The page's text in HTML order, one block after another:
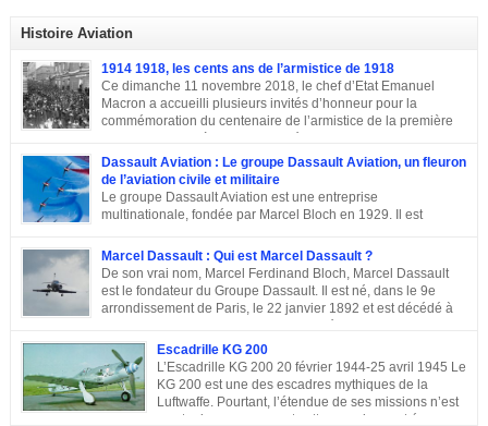
Histoire Aviation
1914 1918, les cents ans de l’armistice de 1918
Ce dimanche 11 novembre 2018, le chef d’Etat Emanuel
Macron a accueilli plusieurs invités d’honneur pour la
commémoration du centenaire de l’armistice de la première
guerre mondiale à Paris.A L’Elysée, environ 70 chefs d’Etats
et dirigeants ont célébré la cérémonie des cents ans de l’armistice de 1918.
Après une semaine mémorielle les célébrations se sont poursuivies par
une commémoraison à l’Arc de triomphe et un discours du président
Emmanuel Macron.
Dassault Aviation : Le groupe Dassault Aviation, un fleuron
de l’aviation civile et militaire
Le groupe Dassault Aviation est une entreprise
multinationale, fondée par Marcel Bloch en 1929. Il est
entre les mains de la famille de son fondateur et qui porte encore son nom,
Marcel Bloch ayant changé son nom en Dassault en 1946. Retour sur le
parcours de ce fleuron de l’aviation civile et militaire. De la première guerre
mondiale à la Course aux Armements Au début de la première guerre
mondiale, Marcel Bloch a créé la Société d’études aéronautiques avec son
Marcel Dassault : Qui est Marcel Dassault ?
De son vrai nom, Marcel Ferdinand Bloch, Marcel Dassault
est le fondateur du Groupe Dassault. Il est né, dans le 9e
arrondissement de Paris, le 22 janvier 1892 et est décédé à
également été un entrepreneur et un homme politique français. Enfance et
famille de Marcel Dassault Dernier enfant d’Adolphe Bloch et de Noémie
Allatini, Marcel avait trois frères ainés. Le premier est mort à son jeune âge,
le second, Darius Paul Bloch est devenu générale d’armée et le troisième,
René était chirurgien à Paris avant d’être exécuté en déportation […]
Escadrille KG 200
L’Escadrille KG 200 20 février 1944-25 avril 1945 Le
KG 200 est une des escadres mythiques de la
Luftwaffe. Pourtant, l’étendue de ses missions n’est
pas toujours connue, et cette escadre peut évoquer